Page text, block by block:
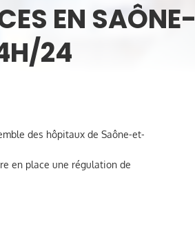
EN SAÔNE-
24
des hôpitaux de Saône-et-
en place une régulation de